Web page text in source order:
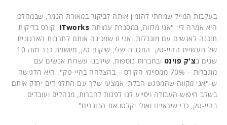
בעקבות המייל שמחתי להזמין אותה לביקור במאורת הנמר, שבמהלכו
היא אמרה לי: "אני מלווה, במסגרת עמותת ITworks, קורס בדיקות
תוכנה לאנשים עם מוגבלות. אני זו שמכינה אותם לתרבות הארגונית
של תעשיית ההיי-טק. התכנית שלי, שיקום טק, מיושמת כבר מזה 10
שנים בצ'ק פוינט ובחברות נוספות. שילבנו עשרות אנשים עם
מוגבלות – 70% ממסיימי הקורס – בהצלחה בהיי-טק". היא הדגישה
ש-"אני מקווה שהמפגש הבלתי אמצעי שלך עם התלמידים יחזק אותם
בשלב חיפוש העבודה ויסייע לנו לפנות לחברות, מנהלים ועובדים
בהיי-טק, כדי שיראיינו ואולי יקלטו את הבוגרים".